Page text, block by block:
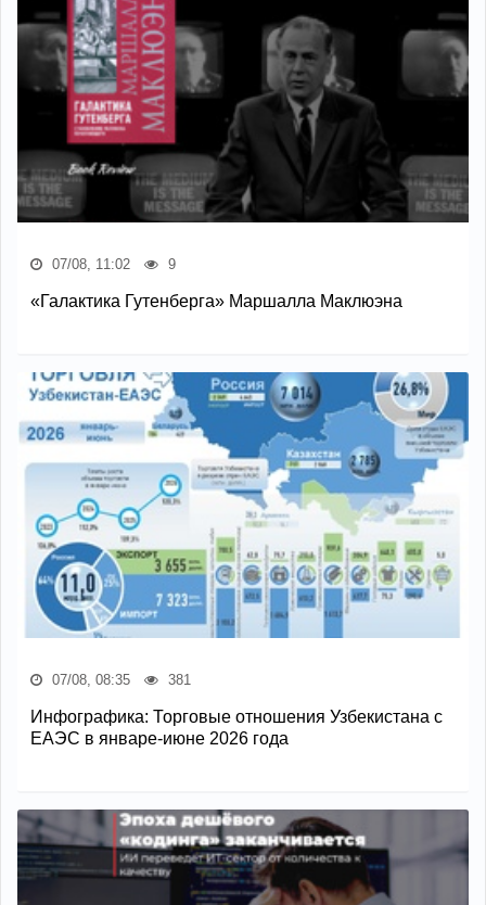
07/08, 11:02 9
«Галактика Гутенберга» Маршалла Маклюэна
07/08, 08:35 381
Инфографика: Торговые отношения Узбекистана с
ЕАЭС в январе-июне 2026 года